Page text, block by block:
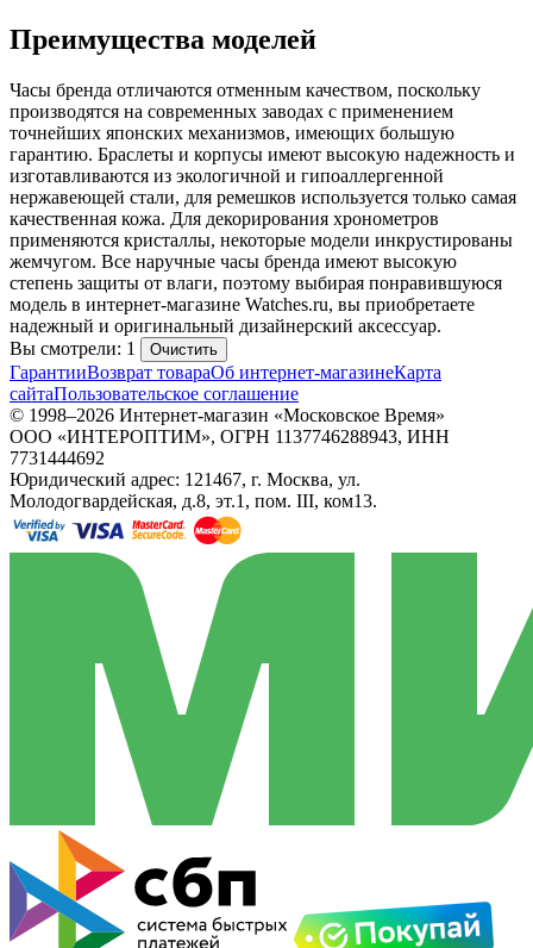
Преимущества моделей
Часы бренда отличаются отменным качеством, поскольку
производятся на современных заводах с применением
точнейших японских механизмов, имеющих большую
гарантию. Браслеты и корпусы имеют высокую надежность и
изготавливаются из экологичной и гипоаллергенной
нержавеющей стали, для ремешков используется только самая
качественная кожа. Для декорирования хронометров
применяются кристаллы, некоторые модели инкрустированы
жемчугом. Все наручные часы бренда имеют высокую
степень защиты от влаги, поэтому выбирая понравившуюся
модель в интернет-магазине Watches.ru, вы приобретаете
надежный и оригинальный дизайнерский аксессуар.
Вы смотрели: 1
Очистить
ГарантииВозврат товараОб интернет-магазинеКарта
сайтаПользовательское соглашение
© 1998–2026 Интернет-магазин «Московское Время»
ООО «ИНТЕРОПТИМ», ОГРН 1137746288943, ИНН
7731444692
Юридический адрес: 121467, г. Москва, ул.
Молодогвардейская, д.8, эт.1, пом. III, ком13.